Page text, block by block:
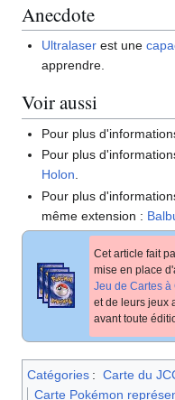
Anecdote
Ultralaser est une
apprendre.
Voir aussi
Pour plus
Pour plus
Holon.
Pour plus
même extension :
Cet article fait
mise en place
Jeu de Cartes à
et de leurs jeux
avant toute
Catégories : Carte du
Carte Pokémon